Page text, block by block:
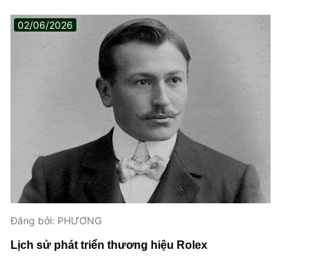
05/09/2022
Đăng bởi: PHƯƠNG
Cách xử lý đồng hồ khi vào nước